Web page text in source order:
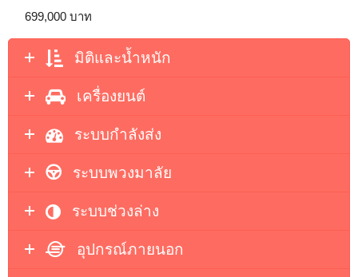
699,000 บาท
มิติและน้ำหนัก
เครื่องยนต์
ระบบกำลังส่ง
ระบบพวงมาลัย
ระบบช่วงล่าง
อุปกรณ์ภายนอก